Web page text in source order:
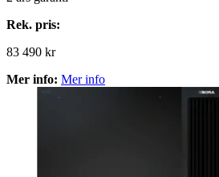
Rek. pris:
83 490 kr
Mer info: Mer info